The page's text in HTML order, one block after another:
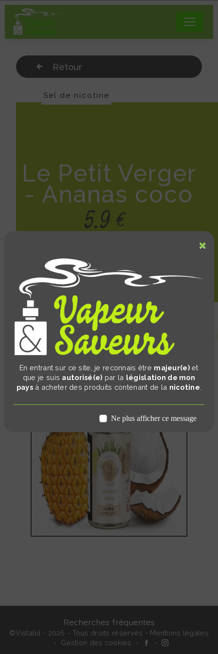
×
En entrant sur ce site, je reconnais être majeur(e)et
que je suis autorisé(e) par la législation de mon
pays à acheter des produits contenant de la nicotine
Ne plus afficher ce message
Le Petit Verger
- Ananas coco
5.9 €
Description :
Sel de nicotine
Retour
Recherches fréquentes
©Vistalid - 2026 - Tous droits réservés - Mentions légales
- Gestion des cookies - -
Panneau de gestion des cookies